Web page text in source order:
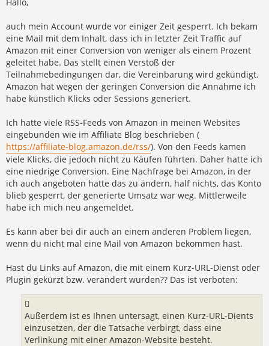
a
auch mein Account wurde vor einiger Zeit gesperrt. Ich bekam
eine Mail mit dem Inhalt, dass ich in letzter Zeit Traffic auf
Amazon mit einer Conversion von weniger als einem Prozent
geleitet habe. Das stellt einen Verstoß der
Teilnahmebedingungen dar, die Vereinbarung wird gekündigt.
Amazon hat wegen der geringen Conversion die Annahme ich
habe künstlich Klicks oder Sessions generiert.
Ich hatte viele RSS-Feeds von Amazon in meinen Websites
eingebunden wie im Affiliate Blog beschrieben (
https://affiliate-blog.amazon.de/rss/). Von den Feeds kamen
viele Klicks, die jedoch nicht zu Käufen führten. Daher hatte ich
eine niedrige Conversion. Eine Nachfrage bei Amazon, in der
ich auch angeboten hatte das zu ändern, half nichts, das Konto
blieb gesperrt, der generierte Umsatz war weg. Mittlerweile
habe ich mich neu angemeldet.
Es kann aber bei dir auch an einem anderen Problem liegen,
wenn du nicht mal eine Mail von Amazon bekommen hast.
Hast du Links auf Amazon, die mit einem Kurz-URL-Dienst oder
Plugin gekürzt bzw. verändert wurden?? Das ist verboten:
Außerdem ist es Ihnen untersagt, einen Kurz-URL-Dients
einzusetzen, der die Tatsache verbirgt, dass eine
Verlinkung mit einer Amazon-Website besteht.